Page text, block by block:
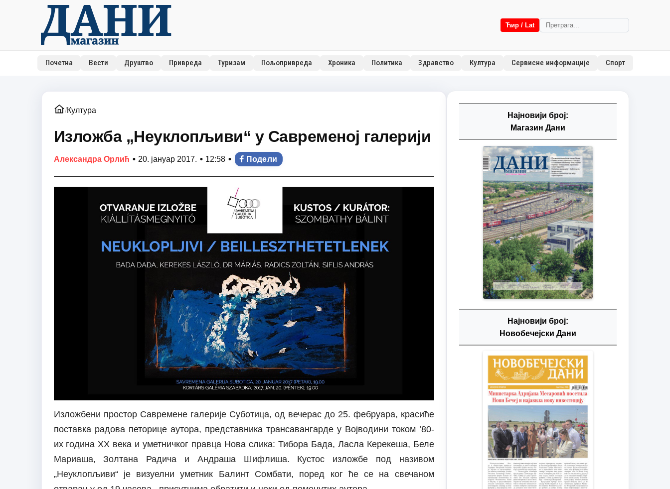
Ћир / Lat
Почетна Вести Друштво Привреда Туризам Пољопривреда Хроника Политика Здравство Култура Сервисне информације Спорт
/Култура
Изложба „Неуклопљиви“ у Савременој галерији
Александра Орлић • 20. јануар 2017. • 12:58 • Подели
Изложбени простор Савремене галерије Суботица, од вечерас до 25. фебруара, красиће
поставка радова петорице аутора, представника трансавангарде у Војводини током ’80-
их година XX века и уметничког правца Нова слика: Тибора Бада, Ласла Керекеша, Беле
Мариаша, Золтана Радича и Андраша Шифлиша. Кустос изложбе под називом
„Неуклопљиви“ је визуелни уметник Балинт Сомбати, поред ког ће се на свечаном
Најновији број:
Магазин Дани
Најновији број:
Новобечејски Дани